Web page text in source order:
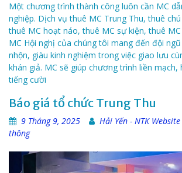
Một chương trình thành công luôn cần MC
nghiệp. Dịch vụ thuê MC Trung Thu, thuê
thuê MC hoạt náo, thuê MC sự kiện, thuê
MC Hội nghị của chúng tôi mang đến đội
nhộn, giàu kinh nghiệm trong việc giao lưu
khán giả. MC sẽ giúp chương trình liền mạch,
tiếng cười
Báo giá tổ chức Trung Thu
9 Tháng 9, 2025
Hải Yến - NTK
thông